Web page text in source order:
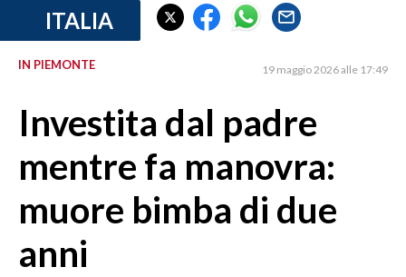
CRONACA SARDEGNA
MEDIO CAMPIDANO
ORISTANO E PROVINCIA
GALLURA
NUORO E PROVINCIA
OGLIASTRA
ITALIA
IN PIEMONTE 19 maggio 2026 alle 17:49
Investita dal padre
mentre fa manovra:
muore bimba di due
anni